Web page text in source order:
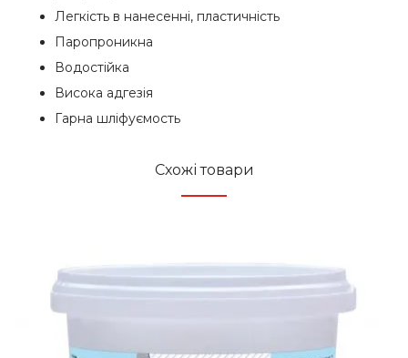
Легкість в нанесенні, пластичність
Паропроникна
Водостійка
Висока адгезія
Гарна шліфуємость
Схожі товари